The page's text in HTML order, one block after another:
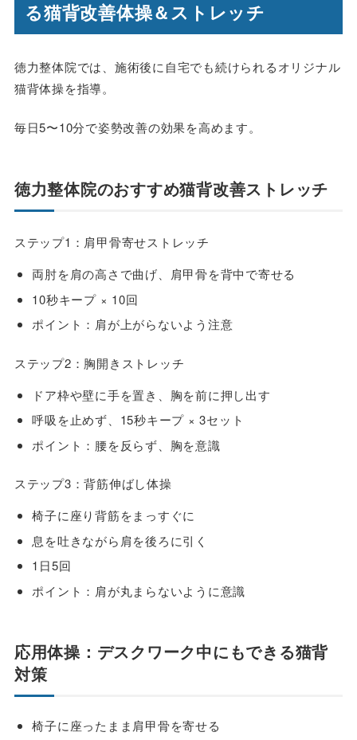
る猫背改善体操＆ストレッチ
徳力整体院では、施術後に自宅でも続けられるオリジナル
猫背体操を指導。
毎日5〜10分で姿勢改善の効果を高めます。
徳力整体院のおすすめ猫背改善ストレッチ
ステップ1：肩甲骨寄せストレッチ
両肘を肩の高さで曲げ、肩甲骨を背中で寄せる
10秒キープ × 10回
ポイント：肩が上がらないよう注意
ステップ2：胸開きストレッチ
ドア枠や壁に手を置き、胸を前に押し出す
呼吸を止めず、15秒キープ × 3セット
ポイント：腰を反らず、胸を意識
ステップ3：背筋伸ばし体操
椅子に座り背筋をまっすぐに
息を吐きながら肩を後ろに引く
1日5回
ポイント：肩が丸まらないように意識
応用体操：デスクワーク中にもできる猫背
対策
椅子に座ったまま肩甲骨を寄せる